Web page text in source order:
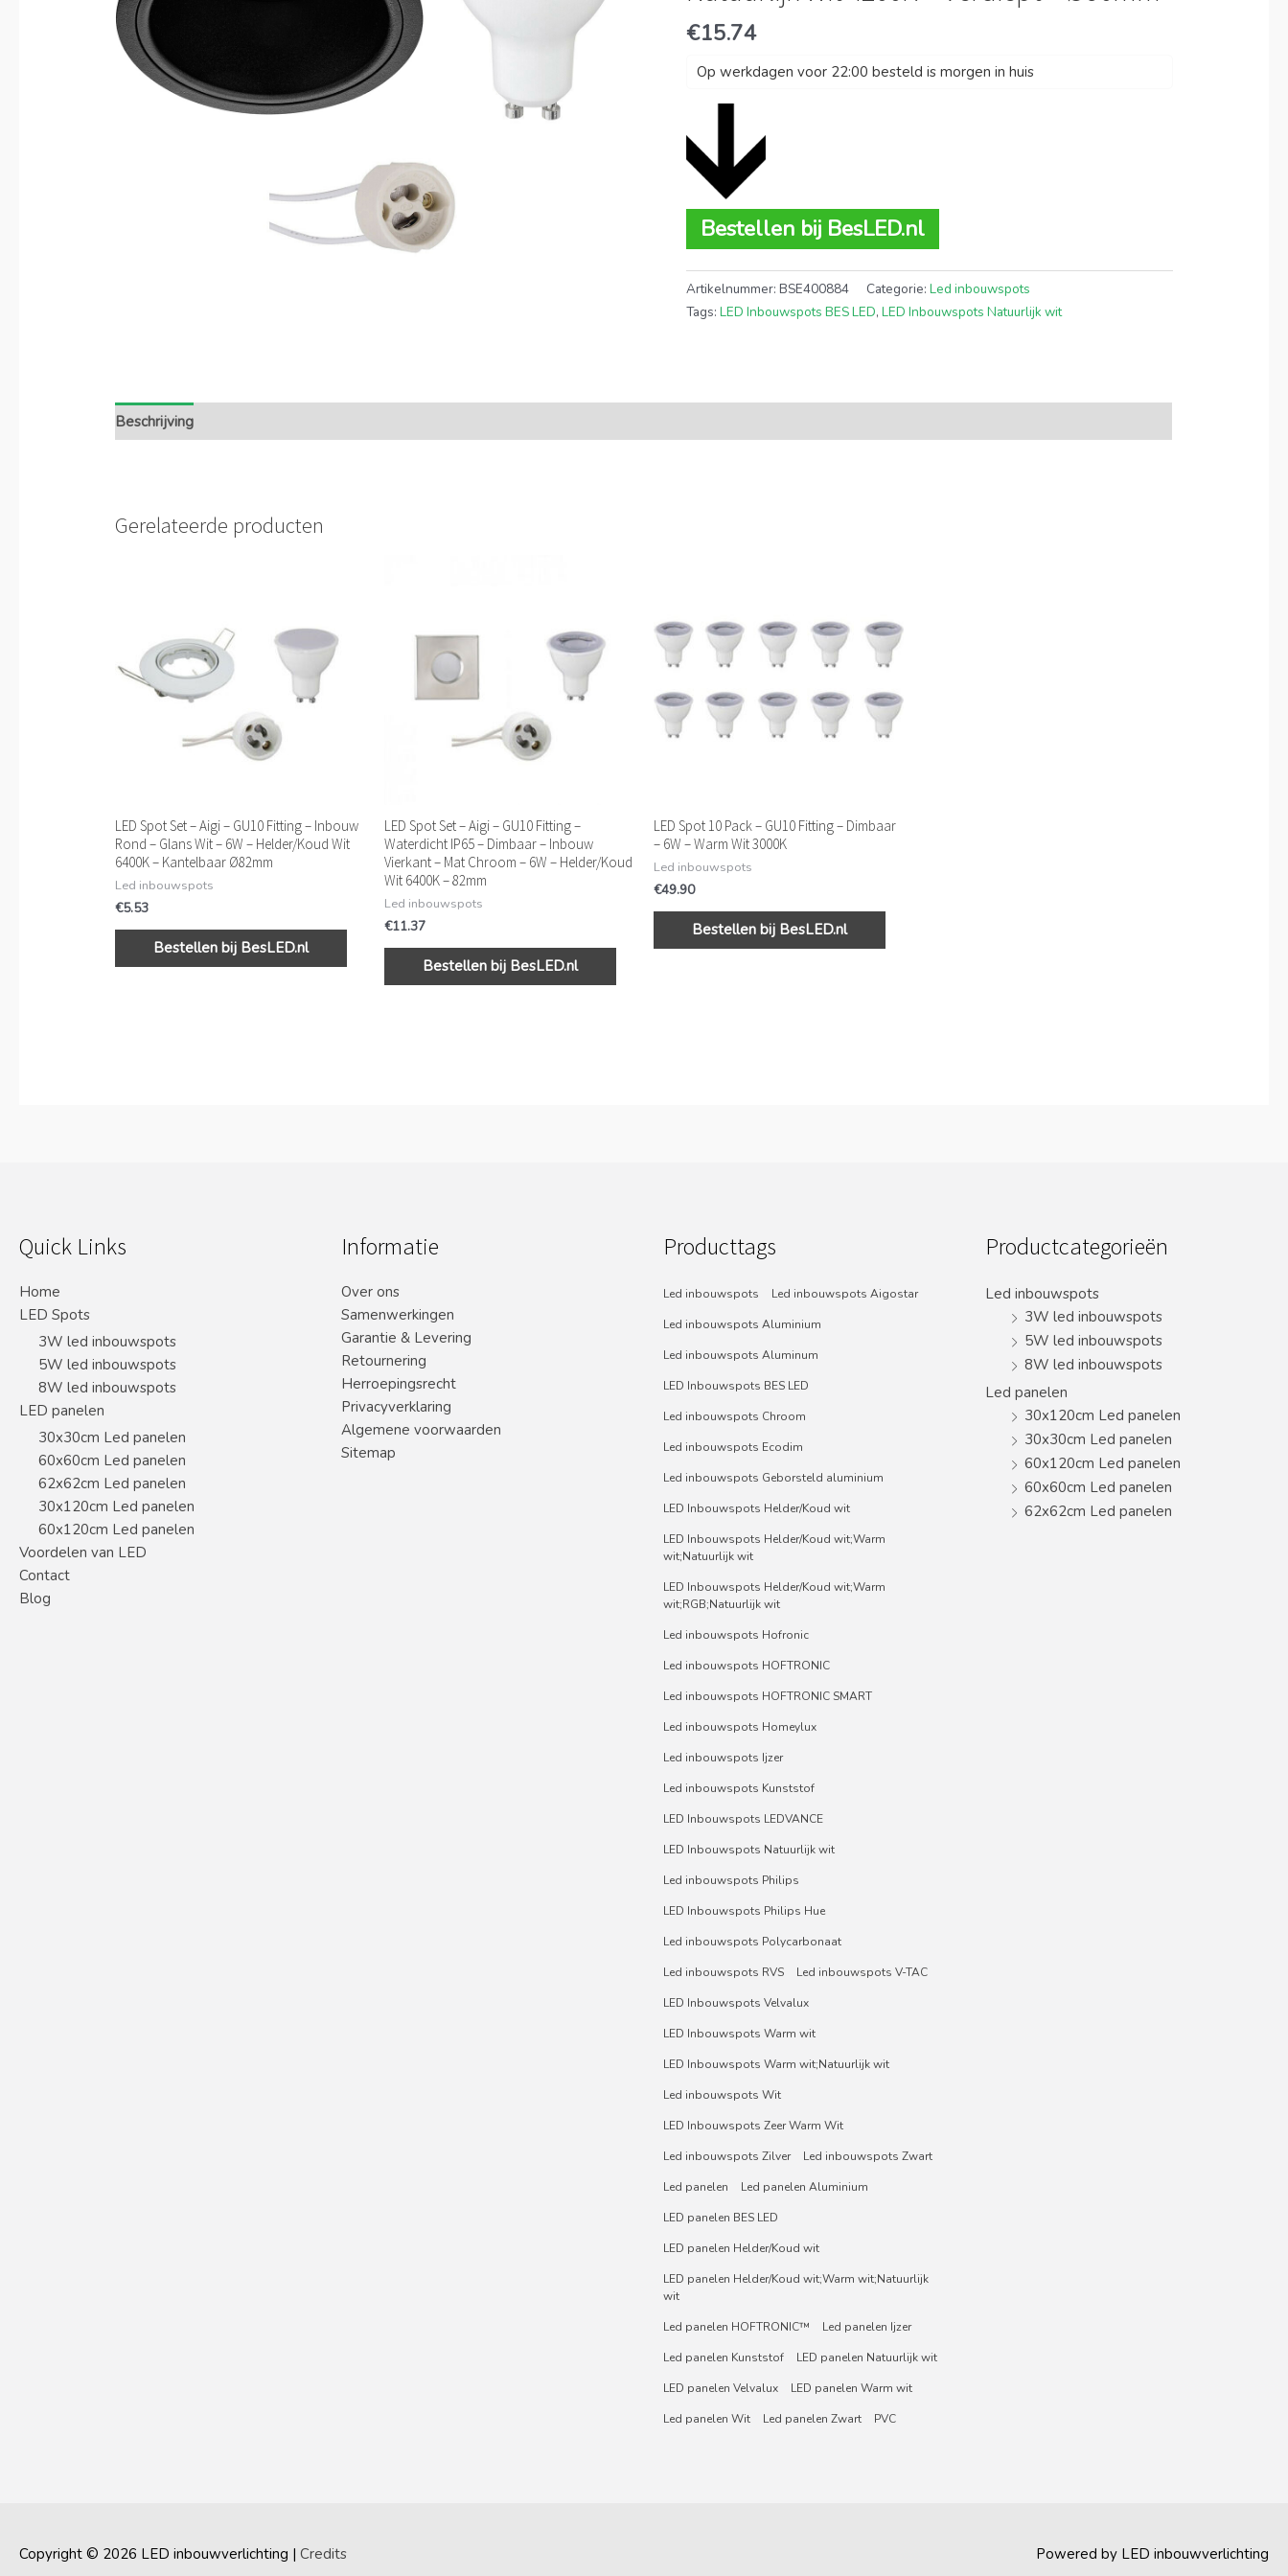
€15.74
Op werkdagen voor 22:00 besteld is morgen in huis
Bestellen bij BesLED.nl
Artikelnummer:BSE400884 Categorie:Led inbouwspots
Tags:LED Inbouwspots BES LED,LED Inbouwspots Natuurlijk wit
Beschrijving
Gerelateerde producten
LED Spot Set – Aigi – GU10 Fitting – Inbouw
Rond – Glans Wit – 6W – Helder/Koud Wit
6400K – Kantelbaar Ø82mm
Led inbouwspots
€5.53
Bestellen bij BesLED.nl
LED Spot Set – Aigi – GU10 Fitting –
Waterdicht IP65 – Dimbaar – Inbouw
Vierkant – Mat Chroom – 6W – Helder/Koud
Wit 6400K – 82mm
Led inbouwspots
€11.37
Bestellen bij BesLED.nl
LED Spot 10 Pack – GU10 Fitting – Dimbaar
– 6W – Warm Wit 3000K
Led inbouwspots
€49.90
Bestellen bij BesLED.nl
Quick Links
Home
LED Spots
3W led inbouwspots
5W led inbouwspots
8W led inbouwspots
LED panelen
30x30cm Led panelen
60x60cm Led panelen
62x62cm Led panelen
30x120cm Led panelen
60x120cm Led panelen
Voordelen van LED
Contact
Blog
Informatie
Over ons
Samenwerkingen
Garantie & Levering
Retournering
Herroepingsrecht
Privacyverklaring
Algemene voorwaarden
Sitemap
Producttags
Led inbouwspots
Led inbouwspots Aigostar
Led inbouwspots Aluminium
Led inbouwspots Aluminum
LED Inbouwspots BES LED
Led inbouwspots Chroom
Led inbouwspots Ecodim
Led inbouwspots Geborsteld aluminium
LED Inbouwspots Helder/Koud wit
LED Inbouwspots Helder/Koud wit;Warm
wit;Natuurlijk wit
LED Inbouwspots Helder/Koud wit;Warm
wit;RGB;Natuurlijk wit
Led inbouwspots Hofronic
Led inbouwspots HOFTRONIC
Led inbouwspots HOFTRONIC SMART
Led inbouwspots Homeylux
Led inbouwspots Ijzer
Led inbouwspots Kunststof
LED Inbouwspots LEDVANCE
LED Inbouwspots Natuurlijk wit
Led inbouwspots Philips
LED Inbouwspots Philips Hue
Led inbouwspots Polycarbonaat
Led inbouwspots RVS
Led inbouwspots V-TAC
LED Inbouwspots Velvalux
LED Inbouwspots Warm wit
LED Inbouwspots Warm wit;Natuurlijk wit
Led inbouwspots Wit
LED Inbouwspots Zeer Warm Wit
Led inbouwspots Zilver
Led inbouwspots Zwart
Led panelen
Led panelen Aluminium
LED panelen BES LED
LED panelen Helder/Koud wit
LED panelen Helder/Koud wit;Warm wit;Natuurlijk
wit
Led panelen HOFTRONIC™
Led panelen Ijzer
Led panelen Kunststof
LED panelen Natuurlijk wit
LED panelen Velvalux
LED panelen Warm wit
Led panelen Wit
Led panelen Zwart PVC
Productcategorieën
Led inbouwspots
3W led inbouwspots
5W led inbouwspots
8W led inbouwspots
Led panelen
30x120cm Led panelen
30x30cm Led panelen
60x120cm Led panelen
60x60cm Led panelen
62x62cm Led panelen
Copyright © 2026 LED inbouwverlichting | Credits Powered by LED inbouwverlichting